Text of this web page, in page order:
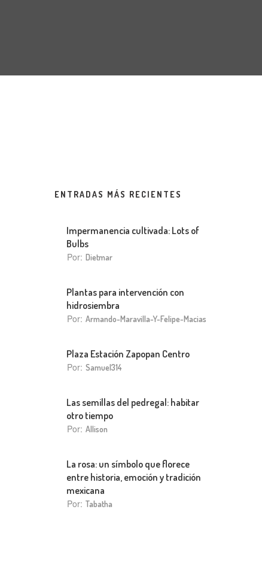
ENTRADAS MÁS RECIENTES
Impermanencia cultivada: Lots of
Bulbs
Por: Dietmar
Plantas para intervención con
hidrosiembra
Por: Armando-Maravilla-Y-Felipe-Macias
Plaza Estación Zapopan Centro
Por: Samuel314
Las semillas del pedregal: habitar
otro tiempo
Por: Allison
La rosa: un símbolo que florece
entre historia, emoción y tradición
mexicana
Por: Tabatha